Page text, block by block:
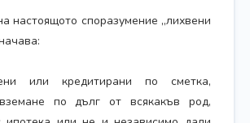
настоящото споразумение „лихвени
или кредитирани по сметка,
по дълг от всякакъв род,